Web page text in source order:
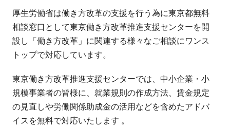
厚生労働省は働き方改革の支援を行う為に東京都無料
相談窓口として東京働き方改革推進支援センターを開
設し「働き方改革」に関連する様々なご相談にワンス
トップで対応しています。
東京働き方改革推進支援センターでは、中小企業・小
規模事業者の皆様に、就業規則の作成方法、賃金規定
の見直しや労働関係助成金の活用などを含めたアドバ
イスを無料で対応いたします 。